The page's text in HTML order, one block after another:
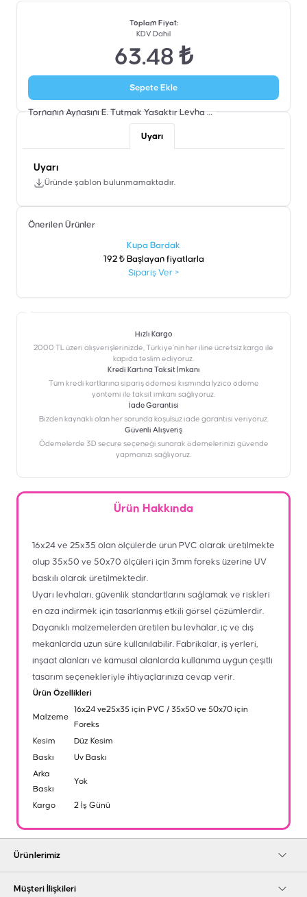
Toplam Fiyat:
KDV Dahil
63.48 ₺
Sepete Ekle
Tornanın Aynasını E. Tutmak Yasaktır Levha Şablon
Uyarı
Uyarı
Üründe şablon bulunmamaktadır.
Önerilen Ürünler
Kupa Bardak
192 ₺ Başlayan fiyatlarla
Sipariş Ver >
Hızlı Kargo
2000 TL üzeri alışverişlerinizde, Türkiye’nin her iline ücretsiz kargo ile
kapıda teslim ediyoruz.
Kredi Kartına Taksit İmkanı
‎Tüm kredi kartlarına sipariş ödemesi kısmında İyzico ödeme
yöntemi ile taksit imkanı sağlıyoruz.
İade Garantisi
Bizden kaynaklı olan her sorunda koşulsuz iade garantisi veriyoruz.
Güvenli Alışveriş
Ödemelerde 3D secure seçeneği sunarak ödemelerinizi güvende
yapmanızı sağlıyoruz.
Ürün Hakkında
16x24 ve 25x35 olan ölçülerde ürün PVC olarak üretilmekte
olup 35x50 ve 50x70 ölçüleri için 3mm foreks üzerine UV
baskılı olarak üretilmektedir.
Uyarı levhaları, güvenlik standartlarını sağlamak ve riskleri
en aza indirmek için tasarlanmış etkili görsel çözümlerdir.
Dayanıklı malzemelerden üretilen bu levhalar, iç ve dış
mekanlarda uzun süre kullanılabilir. Fabrikalar, iş yerleri,
inşaat alanları ve kamusal alanlarda kullanıma uygun çeşitli
tasarım seçenekleriyle ihtiyaçlarınıza cevap verir.
Ürün Özellikleri
Malzeme
16x24 ve25x35 için PVC / 35x50 ve 50x70 için
Foreks
Kesim
Düz Kesim
Baskı
Uv Baskı
Arka
Baskı
Yok
Kargo 2 İş Günü
Ürünlerimiz
Müşteri İlişkileri